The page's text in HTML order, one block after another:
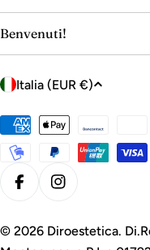
Benvenuti!
P
e
/
e
Italia (EUR €)
Metodi
di
pagamento
FacebookInstagram
© 2026 Diroestetica.